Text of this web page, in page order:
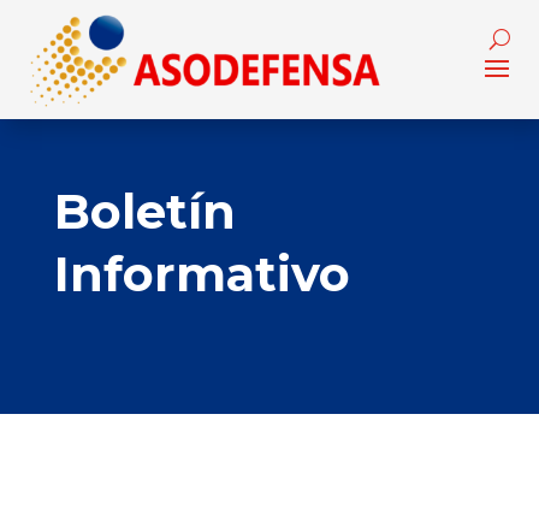
Boletín
Informativo